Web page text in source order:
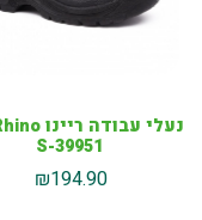
S-39951
₪194.90